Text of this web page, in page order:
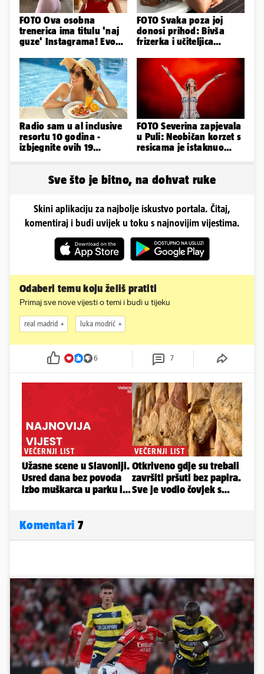
FOTO Ova osobna
trenerica ima titulu 'naj
guze' Instagrama! Evo
satu...
FOTO Svaka poza joj
donosi prihod: Bivša
frizerka i učiteljica
Instagram
Radio sam u al inclusive
resortu 10 godina -
izbjegnite ovih 19
FOTO Severina zapjevala
u Puli: Neobičan korzet s
resicama je istaknuo
Sve što je bitno, na dohvat ruke
Skini aplikaciju za najbolje iskustvo portala. Čitaj,
komentiraj i budi uvijek u toku s najnovijim vijestima.
Odaberi temu koju želiš pratiti
Primaj sve nove vijesti o temi i budi u tijeku
real madrid luka modrić
6 7
Komentari 7